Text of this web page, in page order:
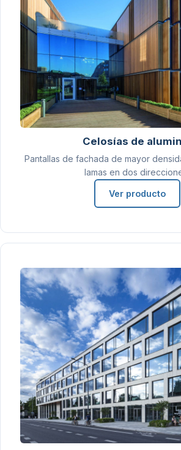
Celosías de
Pantallas de fachada de mayor
lamas en dos
Ver producto